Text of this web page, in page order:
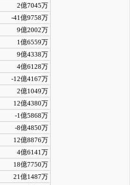
2億7045万
-41億9758万
9億2002万
1億6559万
9億4338万
4億6128万
-12億4167万
2億1049万
12億4380万
-1億5868万
-8億4850万
12億8876万
4億6141万
18億7750万
21億1487万